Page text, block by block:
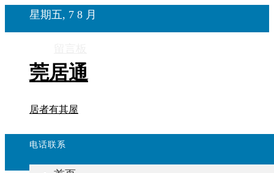
星期五, 7 8 月
莞居通
居者有其屋
电话联系